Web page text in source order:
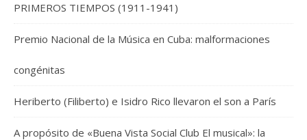
PRIMEROS TIEMPOS (1911-1941)
Premio Nacional de la Música en Cuba: malformaciones
congénitas
Heriberto (Filiberto) e Isidro Rico llevaron el son a París
A propósito de «Buena Vista Social Club El musical»: la